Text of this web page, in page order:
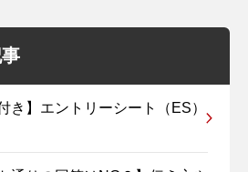
き】エントリーシート（ES）